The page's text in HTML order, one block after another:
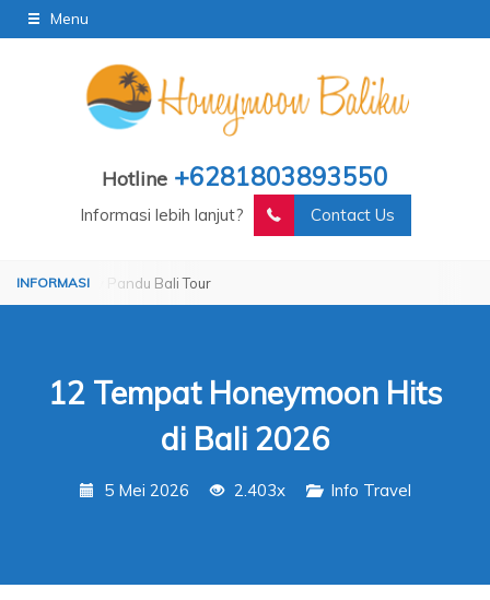
Menu
Hotline +6281803893550
Informasi lebih lanjut? Contact Us
by Pandu Bali Tour Operated by Pandu Bali Tour
12 Tempat Honeymoon Hits
di Bali 2026
5 Mei 2026 2.403x Info Travel